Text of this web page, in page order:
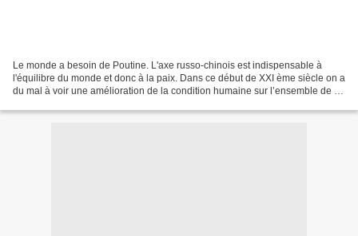
Le monde a besoin de Poutine. L'axe russo-chinois est indispensable à
l'équilibre du monde et donc à la paix. Dans ce début de XXI ème siècle on a
du mal à voir une amélioration de la condition humaine sur l’ensemble de la